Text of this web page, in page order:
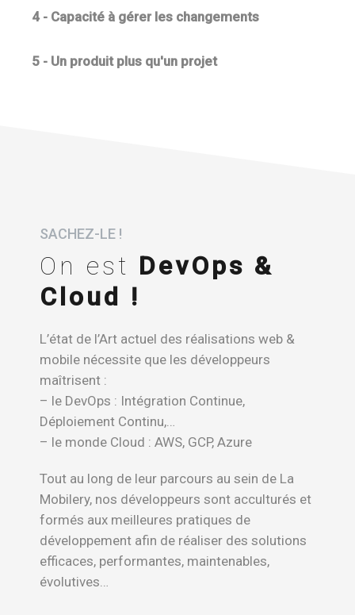
4 - Capacité à gérer les changements
5 - Un produit plus qu'un projet
SACHEZ-LE !
On est DevOps &
Cloud !
L’état de l’Art actuel des réalisations web &
mobile nécessite que les développeurs
maîtrisent :
– le DevOps : Intégration Continue,
Déploiement Continu,…
– le monde Cloud : AWS, GCP, Azure
Tout au long de leur parcours au sein de La
Mobilery, nos développeurs sont acculturés et
formés aux meilleures pratiques de
développement afin de réaliser des solutions
efficaces, performantes, maintenables,
évolutives…